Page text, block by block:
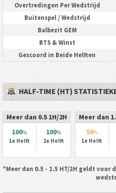
Overtredingen Per Wedstrijd
Buitenspel / Wedstrijd
Balbezit GEM
BTS & Winst
Gescoord in Beide Helften
HALF-TIME (HT)
Meer dan 0.5 1H/2H
100%
1e Helft
100%
2e Helft
Meer dan
50%
1e Helft
*Meer dan 0.5 - 1.5 HT/2H geldt voor